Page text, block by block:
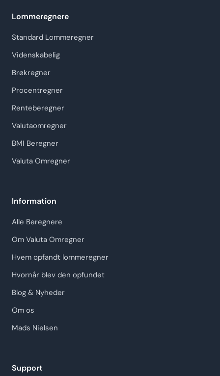
Lommeregnere
Standard Lommeregner
Videnskabelig
Brøkregner
Procentregner
Renteberegner
Valutaomregner
BMI Beregner
Valuta Omregner
Information
Alle Beregnere
Om Valuta Omregner
Hvem opfandt lommeregner
Hvornår blev den opfundet
Blog & Nyheder
Om os
Mads Nielsen
Support